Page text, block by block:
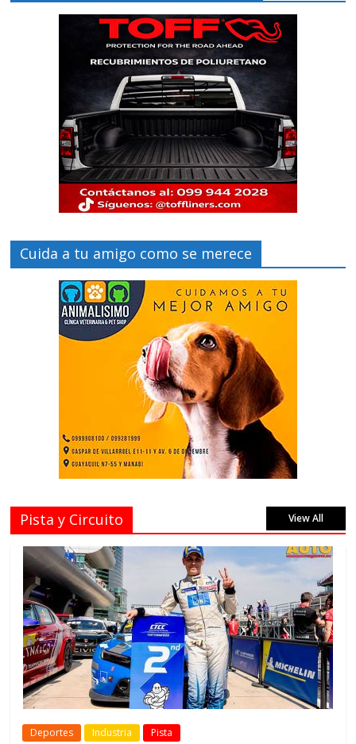
Cuida a tu amigo como se merece
Pista y Circuito View All
Deportes Industria Pista